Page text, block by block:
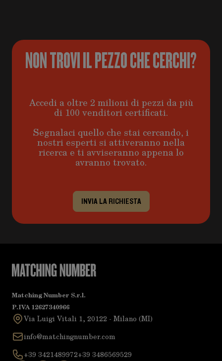
NON TROVI IL PEZZO CHE CERCHI?
Accedi a oltre 2 milioni di pezzi da più
di 100 venditori certificati.
Segnalaci quello che stai cercando, i
nostri esperti si attiveranno nella
ricerca e ti avviseranno appena lo
avranno trovato.
INVIA LA RICHIESTA
Matching Number S.r.l.
P.IVA 12627340966
Via Luigi Vitali 1, 20122 - Milano (MI)
info@matchingnumber.com
+39 3421489972+39 3486569529